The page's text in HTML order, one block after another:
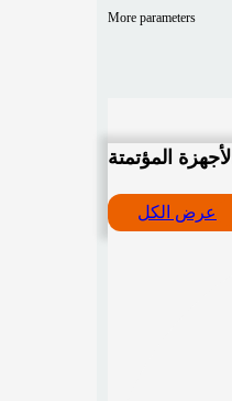
More parameters
الأجهزة المؤتمتة
عرض الكل